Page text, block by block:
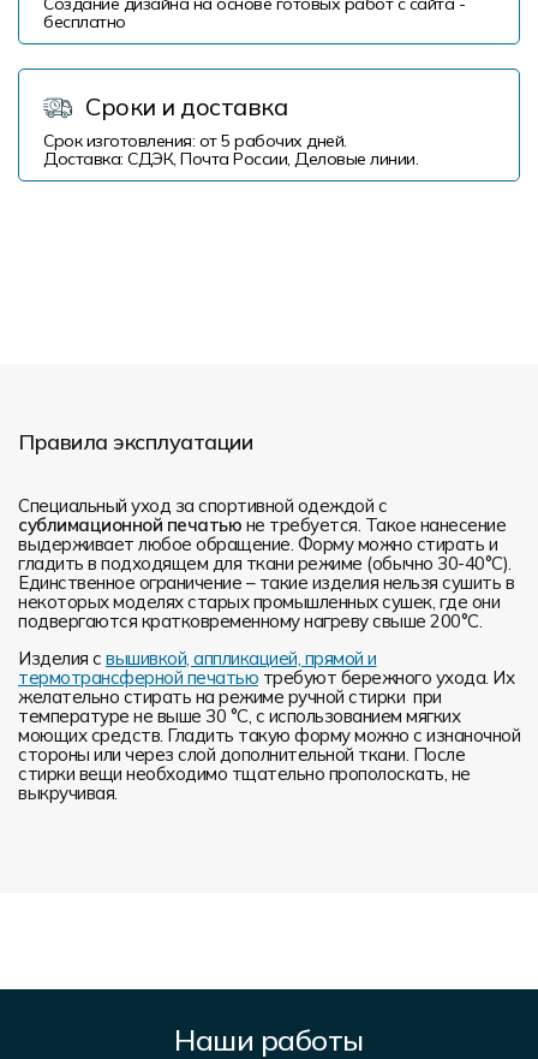
бесплатно
Сроки и доставка
Срок изготовления: от 5 рабочих дней.
Доставка: СДЭК, Почта России, Деловые линии.
Правила эксплуатации
Специальный уход за спортивной одеждой с
сублимационной печатью не требуется. Такое нанесение
выдерживает любое обращение. Форму можно стирать и
гладить в подходящем для ткани режиме (обычно 30-40°С).
Единственное ограничение – такие изделия нельзя сушить в
некоторых моделях старых промышленных сушек, где они
подвергаются кратковременному нагреву свыше 200°С.
Изделия с вышивкой, аппликацией, прямой и
термотрансферной печатью требуют бережного ухода. Их
желательно стирать на режиме ручной стирки при
температуре не выше 30 °C, с использованием мягких
моющих средств. Гладить такую форму можно с изнаночной
стороны или через слой дополнительной ткани. После
стирки вещи необходимо тщательно прополоскать, не
выкручивая.
Наши работы